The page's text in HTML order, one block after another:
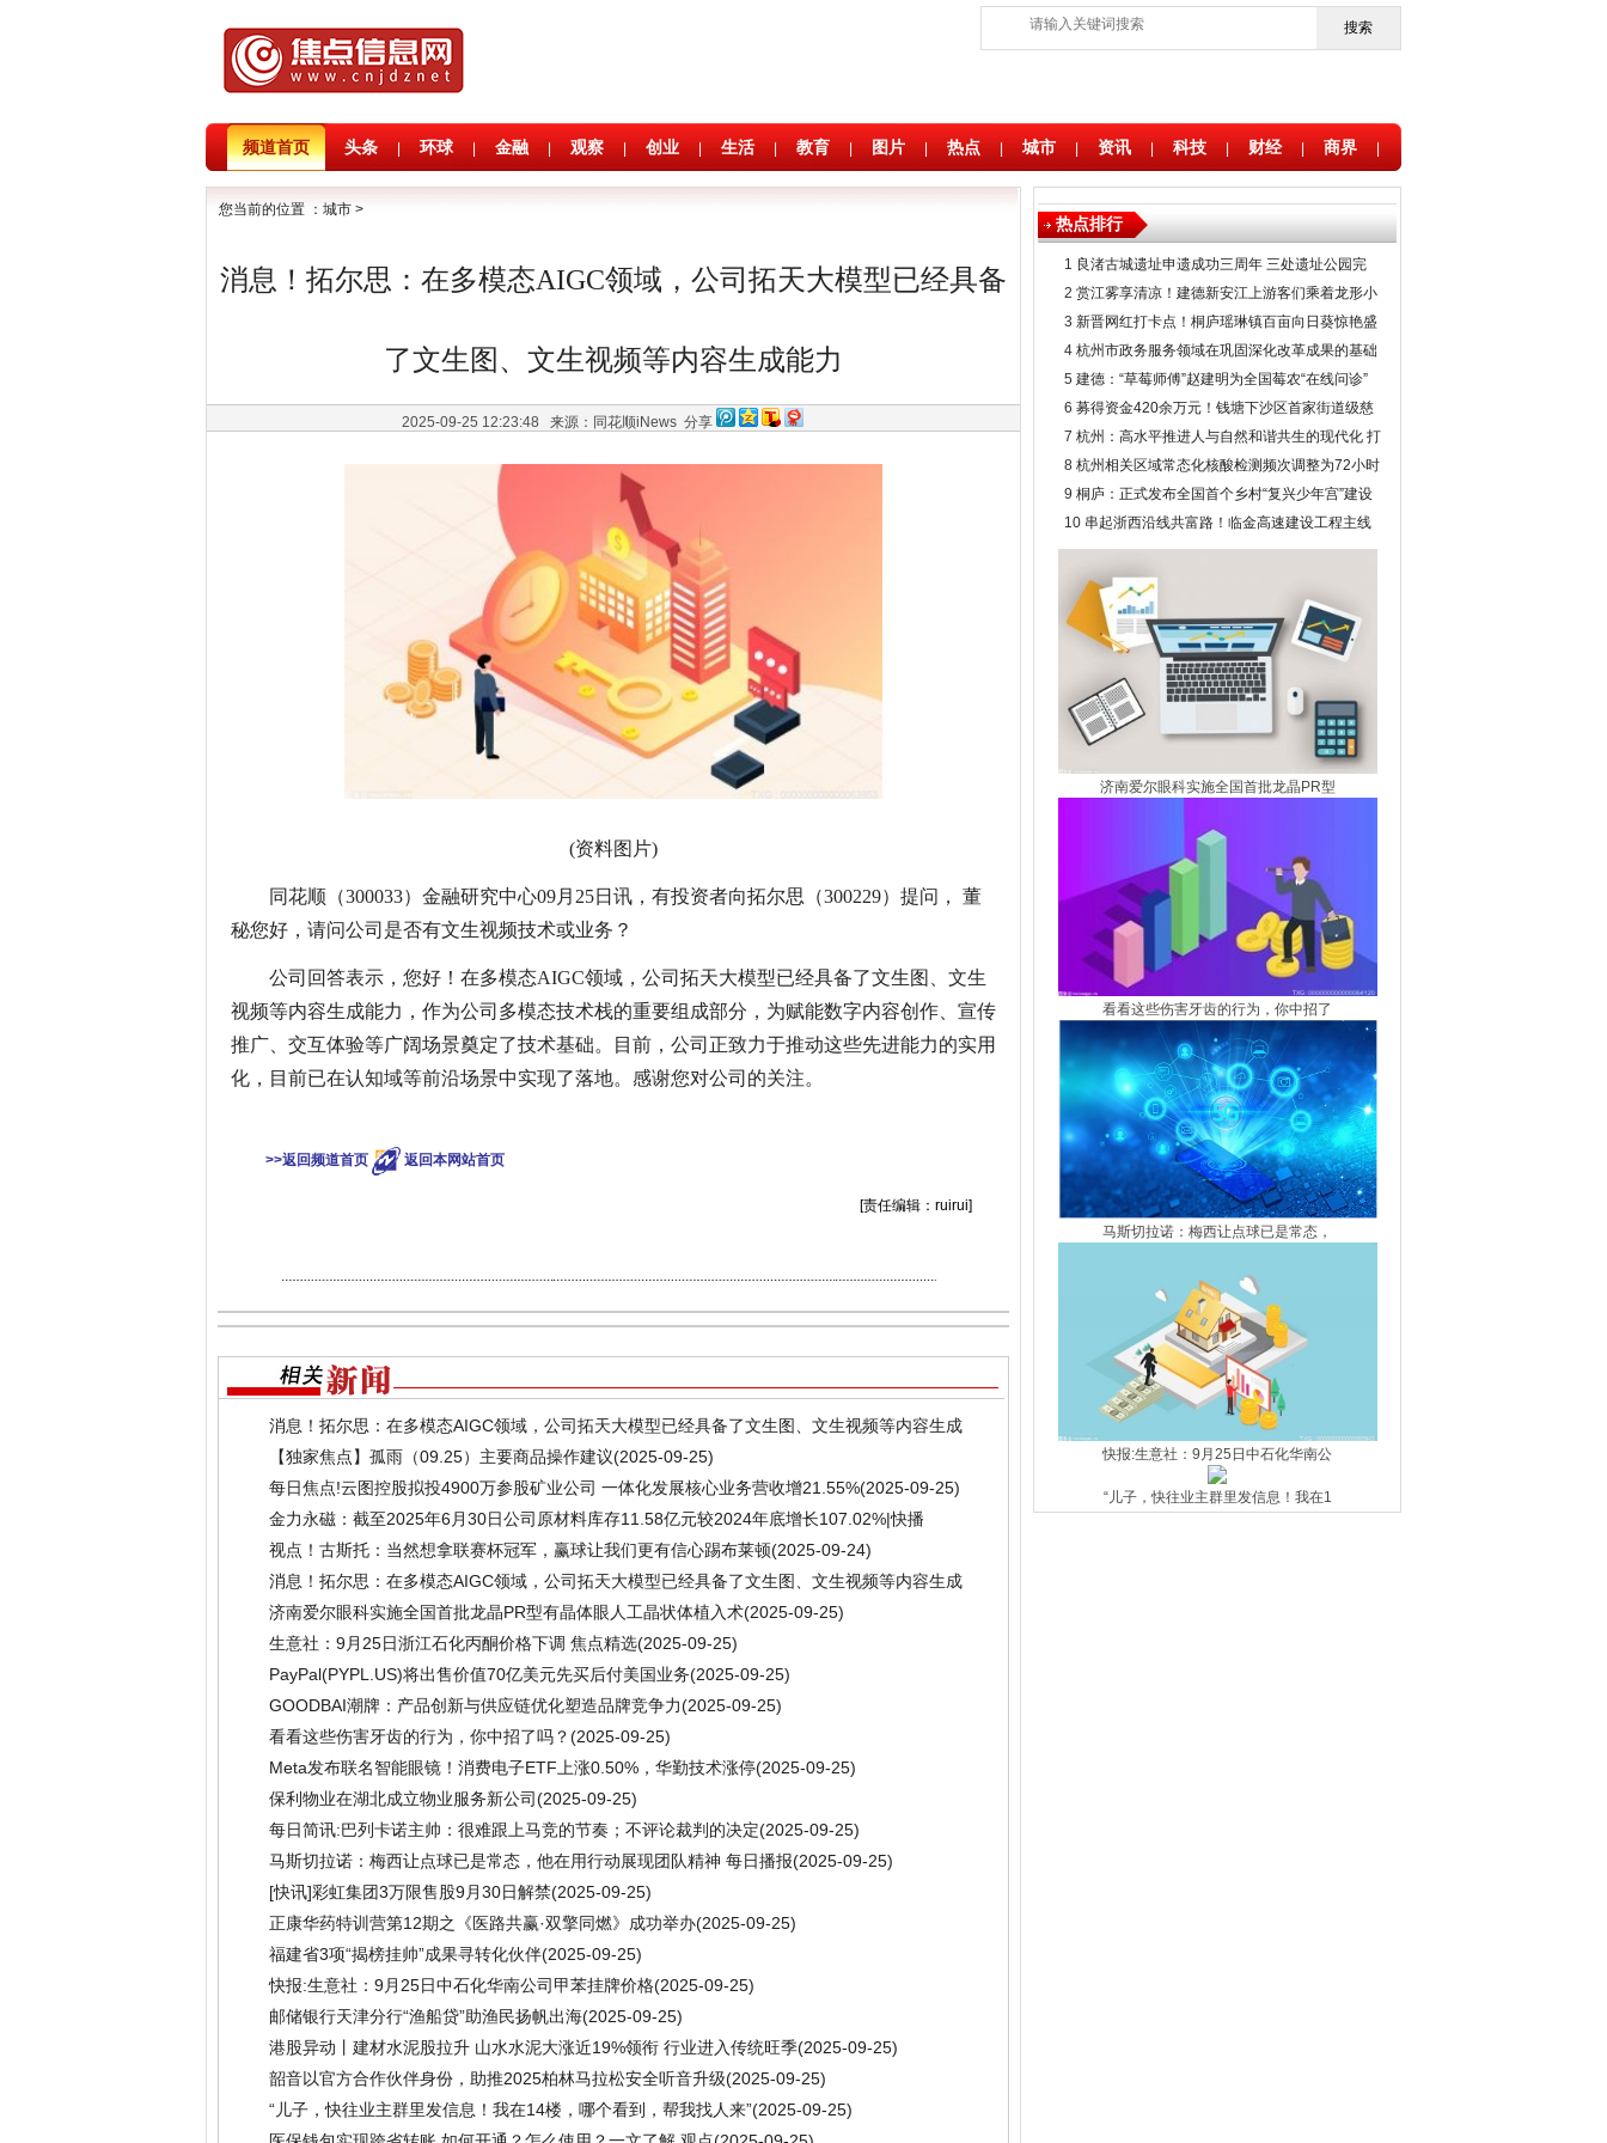
搜索
频道首页 头条 环球 金融 观察 创业 生活 教育 图片 热点 城市 资讯 科技 财经 商界
您当前的位置 ： 城市 >
消息！拓尔思：在多模态AIGC领域，公司拓天大模型已经具备
了文生图、文生视频等内容生成能力
2025-09-25 12:23:48 来源：同花顺iNews分享
(资料图片)
同花顺（300033）金融研究中心09月25日讯，有投资者向拓尔思（300229）提问， 董
秘您好，请问公司是否有文生视频技术或业务？
公司回答表示，您好！在多模态AIGC领域，公司拓天大模型已经具备了文生图、文生
视频等内容生成能力，作为公司多模态技术栈的重要组成部分，为赋能数字内容创作、宣传
推广、交互体验等广阔场景奠定了技术基础。目前，公司正致力于推动这些先进能力的实用
化，目前已在认知域等前沿场景中实现了落地。感谢您对公司的关注。
>>返回频道首页 返回本网站首页
[责任编辑：ruirui]
消息！拓尔思：在多模态AIGC领域，公司拓天大模型已经具备了文生图、文生视频等内容生成
能力(2025-09-25)
【独家焦点】孤雨（09.25）主要商品操作建议(2025-09-25)
每日焦点!云图控股拟投4900万参股矿业公司 一体化发展核心业务营收增21.55%(2025-09-25)
金力永磁：截至2025年6月30日公司原材料库存11.58亿元较2024年底增长107.02%|快播
(2025-09-24)
视点！古斯托：当然想拿联赛杯冠军，赢球让我们更有信心踢布莱顿(2025-09-24)
消息！拓尔思：在多模态AIGC领域，公司拓天大模型已经具备了文生图、文生视频等内容生成
能力(2025-09-25)
济南爱尔眼科实施全国首批龙晶PR型有晶体眼人工晶状体植入术(2025-09-25)
生意社：9月25日浙江石化丙酮价格下调 焦点精选(2025-09-25)
PayPal(PYPL.US)将出售价值70亿美元先买后付美国业务(2025-09-25)
GOODBAI潮牌：产品创新与供应链优化塑造品牌竞争力(2025-09-25)
看看这些伤害牙齿的行为，你中招了吗？(2025-09-25)
Meta发布联名智能眼镜！消费电子ETF上涨0.50%，华勤技术涨停(2025-09-25)
保利物业在湖北成立物业服务新公司(2025-09-25)
每日简讯:巴列卡诺主帅：很难跟上马竞的节奏；不评论裁判的决定(2025-09-25)
马斯切拉诺：梅西让点球已是常态，他在用行动展现团队精神 每日播报(2025-09-25)
[快讯]彩虹集团3万限售股9月30日解禁(2025-09-25)
正康华药特训营第12期之《医路共赢·双擎同燃》成功举办(2025-09-25)
福建省3项“揭榜挂帅”成果寻转化伙伴(2025-09-25)
快报:生意社：9月25日中石化华南公司甲苯挂牌价格(2025-09-25)
邮储银行天津分行“渔船贷”助渔民扬帆出海(2025-09-25)
港股异动丨建材水泥股拉升 山水水泥大涨近19%领衔 行业进入传统旺季(2025-09-25)
韶音以官方合作伙伴身份，助推2025柏林马拉松安全听音升级(2025-09-25)
“儿子，快往业主群里发信息！我在14楼，哪个看到，帮我找人来”(2025-09-25)
热点排行
1 良渚古城遗址申遗成功三周年 三处遗址公园完
美“合璧”
2 赏江雾享清凉！建德新安江上游客们乘着龙形小
舟“行云流水”
3 新晋网红打卡点！桐庐瑶琳镇百亩向日葵惊艳盛
放
4 杭州市政务服务领域在巩固深化改革成果的基础
上 又推出了一系列优化举措
5 建德：“草莓师傅”赵建明为全国莓农“在线问诊”
6 募得资金420余万元！钱塘下沙区首家街道级慈
善分会成立
7 杭州：高水平推进人与自然和谐共生的现代化 打
造生态文明高地
8 杭州相关区域常态化核酸检测频次调整为72小时
9 桐庐：正式发布全国首个乡村“复兴少年宫”建设
和管理规范标准
10 串起浙西沿线共富路！临金高速建设工程主线
及匝道已初具雏形
济南爱尔眼科实施全国首批龙晶PR型
看看这些伤害牙齿的行为，你中招了
马斯切拉诺：梅西让点球已是常态，
快报:生意社：9月25日中石化华南公
“儿子，快往业主群里发信息！我在1